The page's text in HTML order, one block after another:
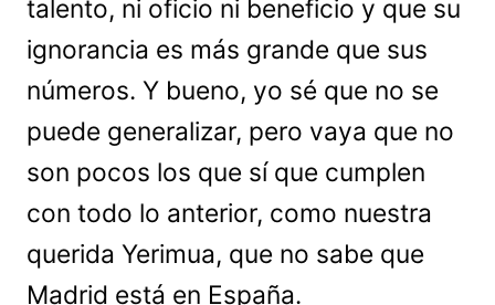
talento, ni oficio ni beneficio y que su
ignorancia es más grande que sus
números. Y bueno, yo sé que no se
puede generalizar, pero vaya que no
son pocos los que sí que cumplen
con todo lo anterior, como nuestra
querida Yerimua, que no sabe que
Madrid está en España.